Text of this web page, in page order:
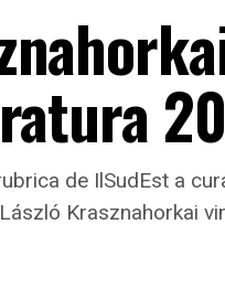
de IlSudEst a
Krasznahorkai